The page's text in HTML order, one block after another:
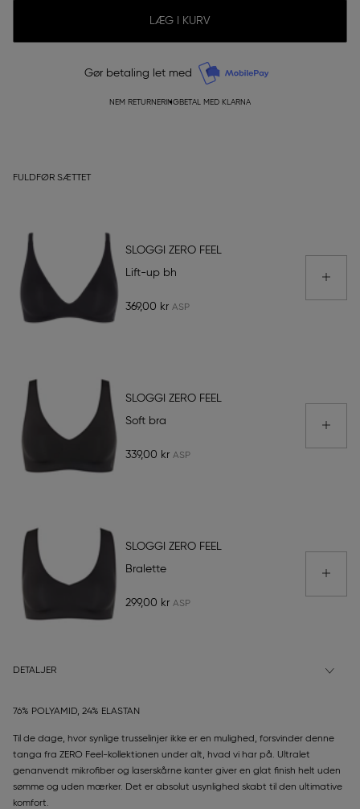
LÆG I KURV
Gør betaling let med
NEM RETURNERINGBETAL MED KLARNA
FULDFØR SÆTTET
SLOGGI ZERO FEEL
Lift-up bh
369,00 kr
SLOGGI ZERO FEEL
Soft bra
339,00 kr
SLOGGI ZERO FEEL
Bralette
299,00 kr
DETALJER
76% POLYAMID, 24% ELASTAN
Til de dage, hvor synlige trusselinjer ikke er en mulighed, forsvinder denne
tanga fra ZERO Feel-kollektionen under alt, hvad vi har på. Ultralet
genanvendt mikrofiber og laserskårne kanter giver en glat finish helt uden
sømme og uden mærker. Det er absolut usynlighed skabt til den ultimative
komfort.